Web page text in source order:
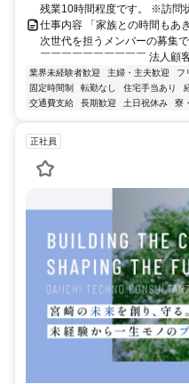
残業10時間程度です。 ※訪問
仕事内容 「家族との時間もあ
次世代を担うメンバーの募集
￣￣￣￣￣￣￣￣￣￣ 法人顧
業界未経験者歓迎 主婦・主夫歓迎 フ
固定時間制
転勤なし 住宅手当あり
交通費支給
長期歓迎 土日祝休み 寮
正社員